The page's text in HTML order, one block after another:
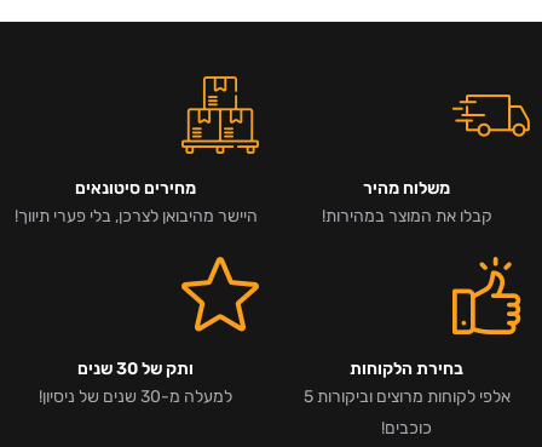
משלוח מהיר
קבלו את המוצר במהירות!
מחירים סיטונאים
היישר מהיבואן לצרכן, בלי פערי תיווך!
בחירת הלקוחות
אלפי לקוחות מרוצים וביקורות 5
כוכבים!
ותק של 30 שנים
למעלה מ-30 שנים של ניסיון!